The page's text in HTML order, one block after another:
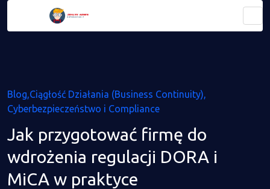
Blog Ciągłość Działania (Business Continuity)
Cyberbezpieczeństwo i Compliance
Jak przygotować firmę do
wdrożenia regulacji DORA i
MiCA w praktyce